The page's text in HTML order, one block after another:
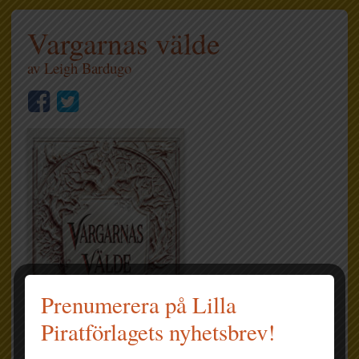
Vargarnas välde
avLeigh Bardugo
Prenumerera på Lilla
Piratförlagets nyhetsbrev!